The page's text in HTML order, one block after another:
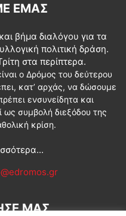
ΕΜΆΣ
βήμα διαλόγου για τα
πολιτική δράση.
στα περίπτερα.
ο Δρόμος του δεύτερου
κατ’ αρχάς, να δώσουμε
ενσυνείδητα και
ως συμβολή διεξόδου της
κρίση.
ΜΑΣ